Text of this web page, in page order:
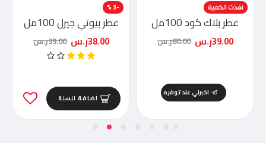
-51 %
نفذت الكمية
عطر بلاك كود 100مل
39.00ر.س 80.00ر.س
اخبرني عند توفره
-3 %
عطر بيوتي جيرل 100مل
38.00ر.س 39.00ر.س
اضافة للسلة